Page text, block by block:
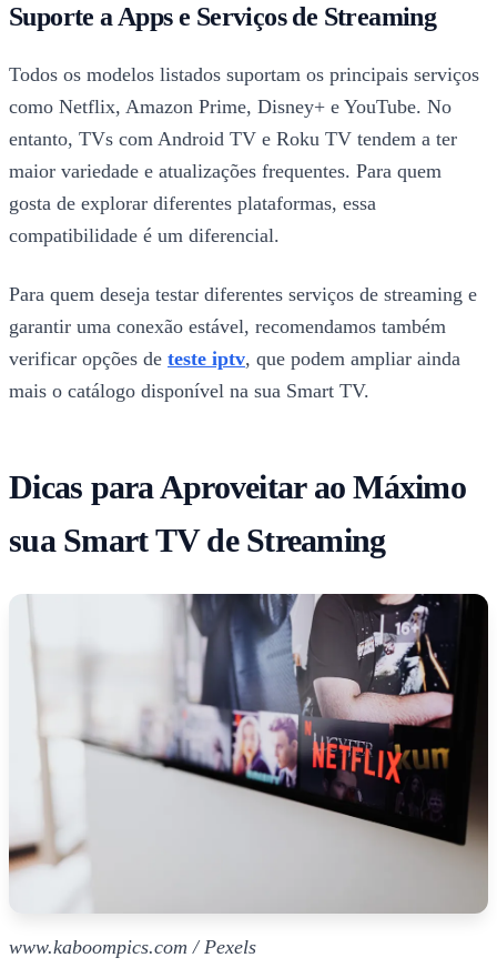
Suporte a Apps e Serviços de Streaming
Todos os modelos listados suportam os principais serviços
como Netflix, Amazon Prime, Disney+ e YouTube. No
entanto, TVs com Android TV e Roku TV tendem a ter
maior variedade e atualizações frequentes. Para quem
gosta de explorar diferentes plataformas, essa
compatibilidade é um diferencial.
Para quem deseja testar diferentes serviços de streaming e
garantir uma conexão estável, recomendamos também
verificar opções de teste iptv, que podem ampliar ainda
mais o catálogo disponível na sua Smart TV.
Dicas para Aproveitar ao Máximo
sua Smart TV de Streaming
www.kaboompics.com / Pexels